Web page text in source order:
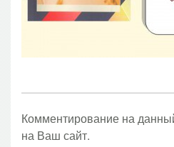
Комментирование на
на Ваш сайт.